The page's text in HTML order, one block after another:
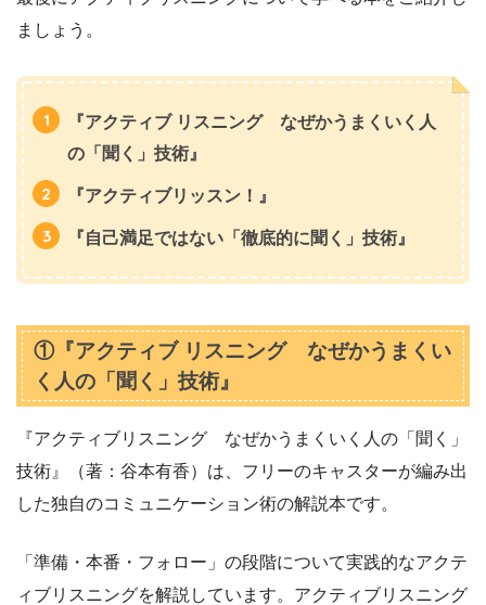
ましょう。
『アクティブ リスニング なぜかうまくいく人
の「聞く」技術』
『アクティブリッスン！』
『自己満足ではない「徹底的に聞く」技術』
①『アクティブ リスニング なぜかうまくい
く人の「聞く」技術』
『アクティブリスニング なぜかうまくいく人の「聞く」
技術』（著：谷本有香）は、フリーのキャスターが編み出
した独自のコミュニケーション術の解説本です。
「準備・本番・フォロー」の段階について実践的なアクテ
ィブリスニングを解説しています。アクティブリスニング